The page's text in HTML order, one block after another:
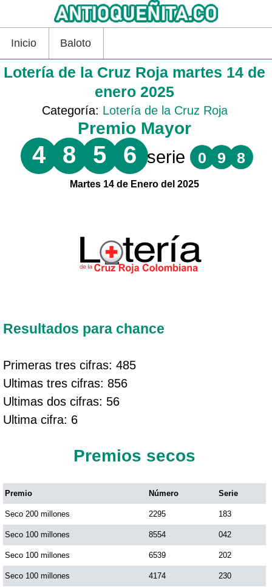
Inicio Baloto
Lotería de la Cruz Roja martes 14 de
enero 2025
Categoría: Lotería de la Cruz Roja
Premio Mayor
4 8 5 6 serie 0 9 8
Martes 14 de Enero del 2025
Resultados para chance
Primeras tres cifras: 485
Ultimas tres cifras: 856
Ultimas dos cifras: 56
Ultima cifra: 6
Premios secos
Premio Número Serie
Seco 200 millones 2295 183
Seco 100 millones 8554 042
Seco 100 millones 6539 202
Seco 100 millones 4174 230